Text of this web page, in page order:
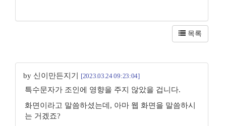
목록
by 신이만든지기 [2023.03.24 09:23:04]
특수문자가 조인에 영향을 주지 않았을 겁니다.
화면이라고 말씀하셨는데, 아마 웹 화면을 말씀하시
는 거겠죠?